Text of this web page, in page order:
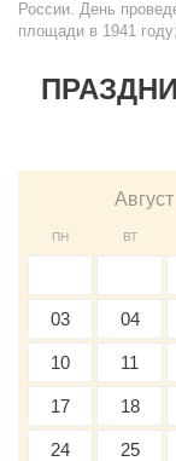
России. День
площади в 1941
ПН ВТ
03 04
10 11
17 18
24 25